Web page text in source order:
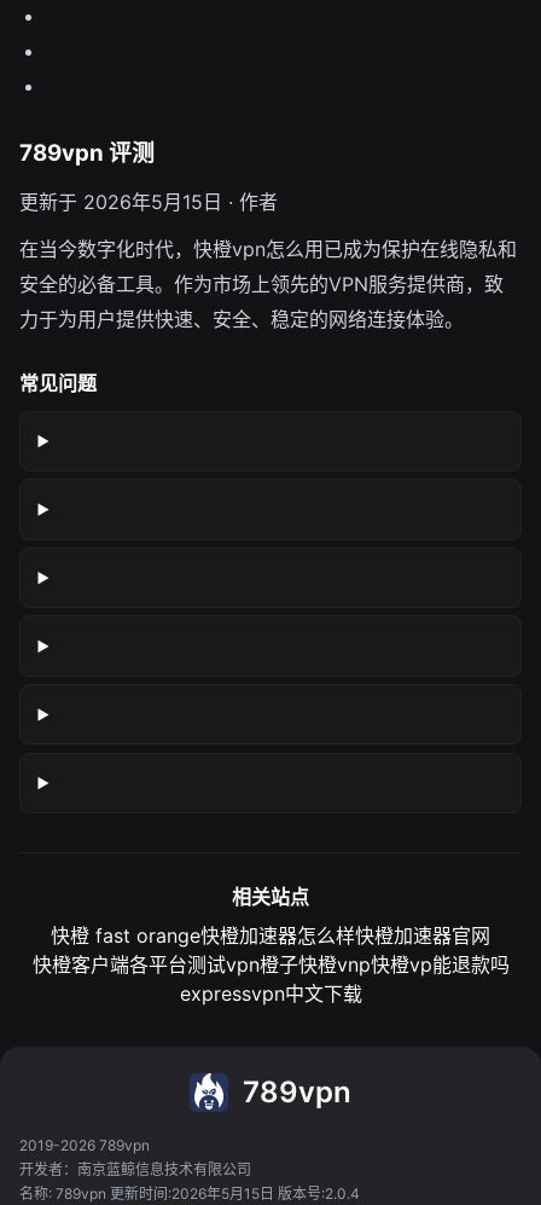
789vpn 评测
更新于 2026年5月15日 · 作者
在当今数字化时代，快橙vpn怎么用已成为保护在线隐私和
安全的必备工具。作为市场上领先的VPN服务提供商，致
力于为用户提供快速、安全、稳定的网络连接体验。
常见问题
相关站点
快橙 fast orange快橙加速器怎么样快橙加速器官网
快橙客户端各平台测试vpn橙子快橙vnp快橙vp能退款吗
expressvpn中文下载
789vpn
2019-2026 789vpn
开发者：南京蓝鲸信息技术有限公司
名称: 789vpn 更新时间:2026年5月15日 版本号:2.0.4